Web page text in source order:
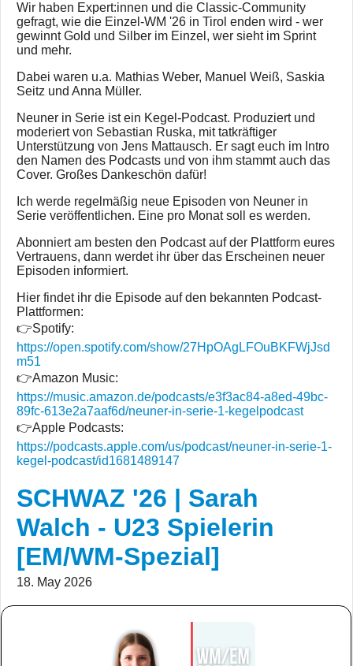
Wir haben Expert:innen und die Classic-Community
gefragt, wie die Einzel-WM '26 in Tirol enden wird - wer
gewinnt Gold und Silber im Einzel, wer sieht im Sprint
und mehr.
Dabei waren u.a. Mathias Weber, Manuel Weiß, Saskia
Seitz und Anna Müller.
Neuner in Serie ist ein Kegel-Podcast. Produziert und
moderiert von Sebastian Ruska, mit tatkräftiger
Unterstützung von Jens Mattausch. Er sagt euch im Intro
den Namen des Podcasts und von ihm stammt auch das
Cover. Großes Dankeschön dafür!
Ich werde regelmäßig neue Episoden von Neuner in
Serie veröffentlichen. Eine pro Monat soll es werden.
Abonniert am besten den Podcast auf der Plattform eures
Vertrauens, dann werdet ihr über das Erscheinen neuer
Episoden informiert.
Hier findet ihr die Episode auf den bekannten Podcast-
Plattformen:
👉Spotify:
https://open.spotify.com/show/27HpOAgLFOuBKFWjJsd
m51
👉Amazon Music:
https://music.amazon.de/podcasts/e3f3ac84-a8ed-49bc-
89fc-613e2a7aaf6d/neuner-in-serie-1-kegelpodcast
👉Apple Podcasts:
https://podcasts.apple.com/us/podcast/neuner-in-serie-1-
kegel-podcast/id1681489147
SCHWAZ '26 | Sarah
Walch - U23 Spielerin
[EM/WM-Spezial]
18. May 2026